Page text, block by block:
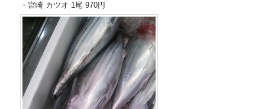
・宮崎 カツオ 1尾 970円